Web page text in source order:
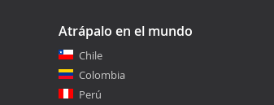
Atrápalo en el mundo
Chile
Colombia
Perú